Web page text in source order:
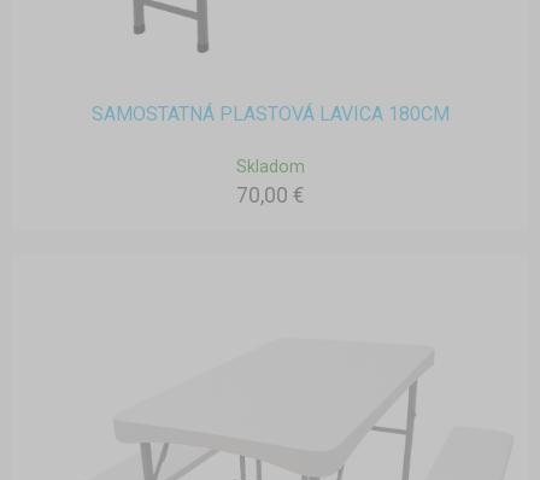
SAMOSTATNÁ PLASTOVÁ LAVICA 180CM
Skladom
70,00 €